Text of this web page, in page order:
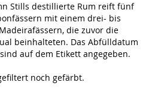
Stills destillierte Rum reift fünf
mit einem drei- bis
die zuvor die
beinhalteten. Das Abfülldatum
auf dem Etikett angegeben.
noch gefärbt.